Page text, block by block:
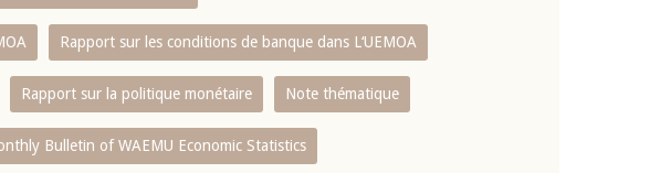
Rapport sur les conditions de banque dans L‘UEMOA
Rapport sur la politique monétaire Note thématique
Bulletin of WAEMU Economic Statistics